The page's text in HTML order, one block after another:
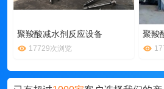
聚羧酸减水剂反应设备
17729次浏览
聚羧